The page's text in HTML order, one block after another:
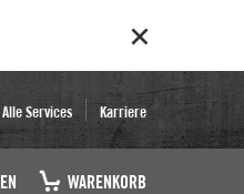
Alle Services Karriere
WARENKORB